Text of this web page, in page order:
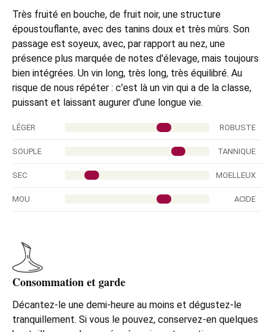
Très fruité en bouche, de fruit noir, une structure
époustouflante, avec des tanins doux et très mûrs. Son
passage est soyeux, avec, par rapport au nez, une
présence plus marquée de notes d'élevage, mais toujours
bien intégrées. Un vin long, très long, très équilibré. Au
risque de nous répéter : c'est là un vin qui a de la classe,
puissant et laissant augurer d'une longue vie.
LÉGER ROBUSTE
SOUPLE TANNIQUE
SEC MOELLEUX
MOU ACIDE
Consommation et garde
Décantez-le une demi-heure au moins et dégustez-le
tranquillement. Si vous le pouvez, conservez-en quelques